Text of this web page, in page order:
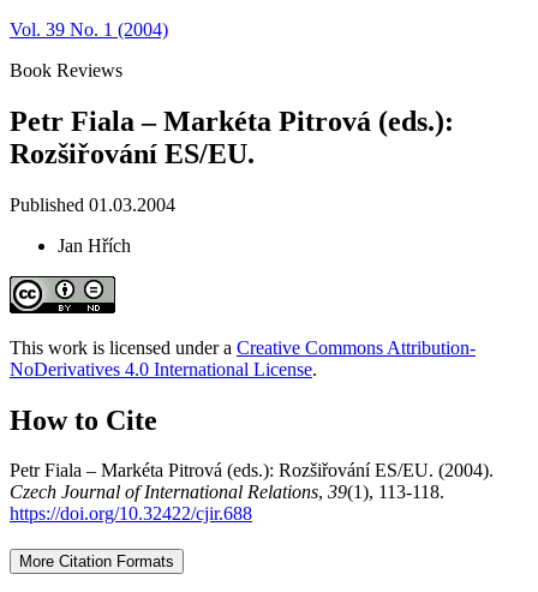
Vol. 39 No. 1 (2004)
Book Reviews
Petr Fiala – Markéta Pitrová (eds.):
Rozšiřování ES/EU.
Published 01.03.2004
Jan Hřích
This work is licensed under a Creative Commons Attribution-
NoDerivatives 4.0 International License.
How to Cite
Petr Fiala – Markéta Pitrová (eds.): Rozšiřování ES/EU. (2004).
Czech Journal of International Relations, 39(1), 113-118.
https://doi.org/10.32422/cjir.688
More Citation Formats